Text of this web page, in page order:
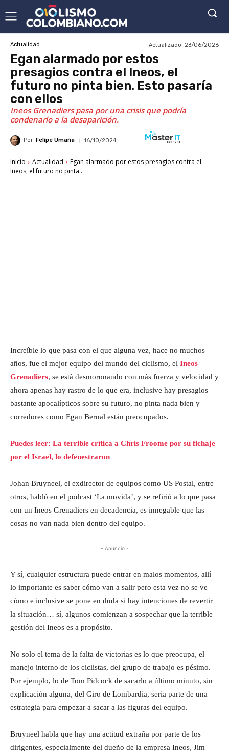
Actualidad Actualizado: 23/06/2026
Egan alarmado por estos
presagios contra el Ineos, el
futuro no pinta bien. Esto pasaría
con ellos
Ineos Grenadiers pasa por una crisis que podría
condenarlo a la desaparición.
Por Felipe Umaña 16/10/2024
Inicio Actualidad
Egan alarmado por estos presagios contra el
Ineos, el futuro no pinta...
Increíble lo que pasa con el que alguna vez, hace no muchos
años, fue el mejor equipo del mundo del ciclismo, el Ineos
Grenadiers, se está desmoronando con más fuerza y velocidad y
ahora apenas hay rastro de lo que era, inclusive hay presagios
bastante apocalípticos sobre su futuro, no pinta nada bien y
corredores como Egan Bernal están preocupados.
Puedes leer: La terrible crítica a Chris Froome por su fichaje
por el Israel, lo defenestraron
Johan Bruyneel, el exdirector de equipos como US Postal, entre
otros, habló en el podcast ‘La movida’, y se refirió a lo que pasa
con un Ineos Grenadiers en decadencia, es innegable que las
cosas no van nada bien dentro del equipo.
- Anuncio -
Y sí, cualquier estructura puede entrar en malos momentos, allí
lo importante es saber cómo van a salir pero esta vez no se ve
cómo e inclusive se pone en duda si hay intenciones de revertir
la situación… sí, algunos comienzan a sospechar que la terrible
gestión del Ineos es a propósito.
No solo el tema de la falta de victorias es lo que preocupa, el
manejo interno de los ciclistas, del grupo de trabajo es pésimo.
Por ejemplo, lo de Tom Pidcock de sacarlo a último minuto, sin
explicación alguna, del Giro de Lombardía, sería parte de una
estrategia para empezar a sacar a las figuras del equipo.
Bruyneel habla que hay una actitud extraña por parte de los
dirigentes, especialmente del dueño de la empresa Ineos, Jim